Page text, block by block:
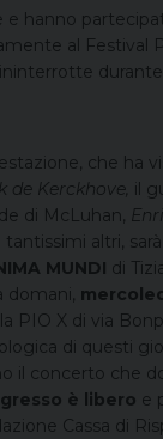
e hanno
al Festival
che ha
de Kerckhove, il
di McLuhan,
tantissimi altri,
MUNDI di
domani,
PIO X di via
di questi
il concerto che
è libero e
Cassa di